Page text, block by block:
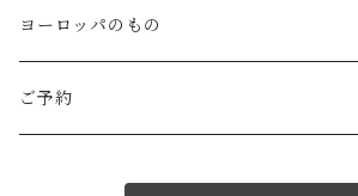
ROBE de PEAU
LABORATORY
icura(木工）
でく工房(ガラス)
南部鉄器(岩手)
佐渡の釜敷(新潟)
kitona(木製ﾌﾞﾛｰﾁ)
edge(革ﾌﾞﾛｰﾁ)
グラスウェア
Kronjyden/B&G
白樺の雑貨
白樺のオーナメント
ヨーロッパのもの
スウェーデン
ご予約